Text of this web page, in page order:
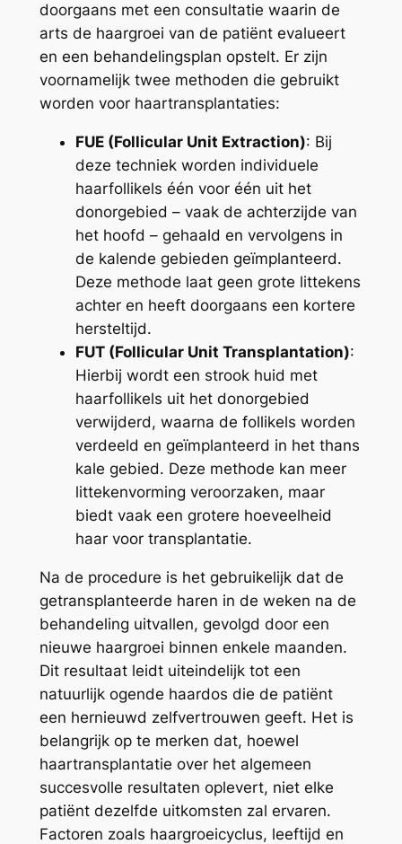
doorgaans met een consultatie waarin de
arts de haargroei van de patiënt evalueert
en een behandelingsplan opstelt. Er zijn
voornamelijk twee methoden die gebruikt
worden voor haartransplantaties:
FUE (Follicular Unit Extraction): Bij
deze techniek worden individuele
haarfollikels één voor één uit het
donorgebied – vaak de achterzijde van
het hoofd – gehaald en vervolgens in
de kalende gebieden geïmplanteerd.
Deze methode laat geen grote littekens
achter en heeft doorgaans een kortere
hersteltijd.
FUT (Follicular Unit Transplantation):
Hierbij wordt een strook huid met
haarfollikels uit het donorgebied
verwijderd, waarna de follikels worden
verdeeld en geïmplanteerd in het thans
kale gebied. Deze methode kan meer
littekenvorming veroorzaken, maar
biedt vaak een grotere hoeveelheid
haar voor transplantatie.
Na de procedure is het gebruikelijk dat de
getransplanteerde haren in de weken na de
behandeling uitvallen, gevolgd door een
nieuwe haargroei binnen enkele maanden.
Dit resultaat leidt uiteindelijk tot een
natuurlijk ogende haardos die de patiënt
een hernieuwd zelfvertrouwen geeft. Het is
belangrijk op te merken dat, hoewel
haartransplantatie over het algemeen
succesvolle resultaten oplevert, niet elke
patiënt dezelfde uitkomsten zal ervaren.
Factoren zoals haargroeicyclus, leeftijd en